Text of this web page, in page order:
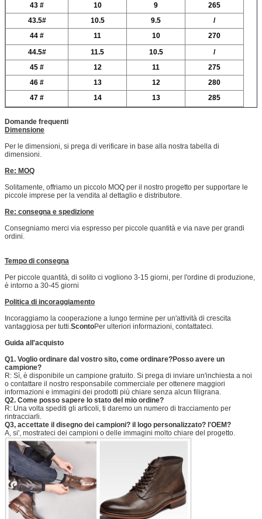
43 #
10 9
265
43.5#
10.5 9.5
/
44 #
11 10
270
44.5#
11.5 10.5
/
45 #
12 11
275
46 #
13 12
280
47 #
14 13 285
Domande frequenti
Dimensione
Per le dimensioni, si prega di verificare in base alla nostra tabella di
dimensioni.
Re: MOQ
Solitamente, offriamo un piccolo MOQ per il nostro progetto per supportare le
piccole imprese per la vendita al dettaglio e distributore.
Re: consegna e spedizione
Consegniamo merci via espresso per piccole quantità e via nave per grandi
ordini.
Tempo di consegna
Per piccole quantità, di solito ci vogliono 3-15 giorni, per l'ordine di produzione,
è intorno a 30-45 giorni
Politica di incoraggiamento
Incoraggiamo la cooperazione a lungo termine per un'attività di crescita
vantaggiosa per tutti.ScontoPer ulteriori informazioni, contattateci.
Guida all'acquisto
Q1. Voglio ordinare dal vostro sito, come ordinare?Posso avere un
campione?
R: Sì, è disponibile un campione gratuito. Si prega di inviare un'inchiesta a noi
o contattare il nostro responsabile commerciale per ottenere maggiori
informazioni e immagini dei prodotti più chiare senza alcun filigrana.
Q2. Come posso sapere lo stato del mio ordine?
R: Una volta spediti gli articoli, ti daremo un numero di tracciamento per
rintracciarli.
Q3, accettate il disegno dei campioni? il logo personalizzato? l'OEM?
A, si', mostrateci dei campioni o delle immagini molto chiare del progetto.